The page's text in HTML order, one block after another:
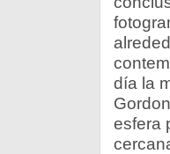
día la
esfera